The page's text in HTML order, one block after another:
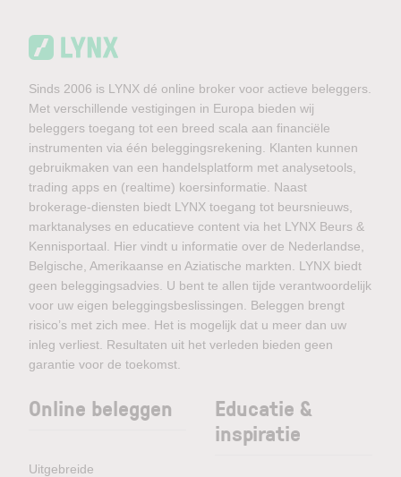
Sinds 2006 is LYNX dé online broker voor actieve beleggers.
Met verschillende vestigingen in Europa bieden wij
beleggers toegang tot een breed scala aan financiële
instrumenten via één beleggingsrekening. Klanten kunnen
gebruikmaken van een handelsplatform met analysetools,
trading apps en (realtime) koersinformatie. Naast
brokerage-diensten biedt LYNX toegang tot beursnieuws,
marktanalyses en educatieve content via het LYNX Beurs &
Kennisportaal. Hier vindt u informatie over de Nederlandse,
Belgische, Amerikaanse en Aziatische markten. LYNX biedt
geen beleggingsadvies. U bent te allen tijde verantwoordelijk
voor uw eigen beleggingsbeslissingen. Beleggen brengt
risico’s met zich mee. Het is mogelijk dat u meer dan uw
inleg verliest. Resultaten uit het verleden bieden geen
garantie voor de toekomst.
Online beleggen
Uitgebreide
Educatie &
inspiratie